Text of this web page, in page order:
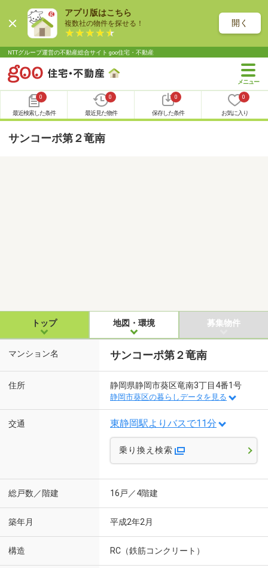
アプリ版はこちら
複数社の物件を探せる！ 開く
NTTグループ運営の不動産総合サイト goo住宅・不動産
0
最近検索した条件
0
最近見た物件
0
保存した条件
0
お気に入り
サンコーポ第２竜南
トップ 地図・環境 募集物件
マンション名 サンコーポ第２竜南
住所 静岡県静岡市葵区竜南3丁目4番1号
静岡市葵区の暮らしデータを見る
交通 東静岡駅よりバスで11分
乗り換え検索
総戸数／階建 16戸／4階建
築年月 平成2年2月
構造 RC（鉄筋コンクリート）